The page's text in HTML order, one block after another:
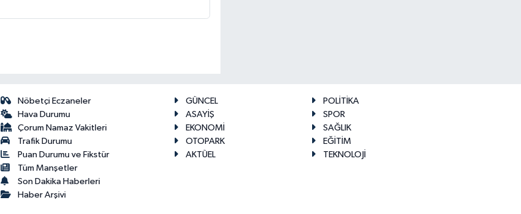
Nöbetçi Eczaneler
Hava Durumu
Çorum Namaz Vakitleri
Trafik Durumu
Puan Durumu ve Fikstür
Tüm Manşetler
Son Dakika Haberleri
Haber Arşivi
GÜNCEL
POLİTİKA
ASAYİŞ
SPOR
EKONOMİ
SAĞLIK
OTOPARK
EĞİTİM
AKTÜEL
TEKNOLOJİ